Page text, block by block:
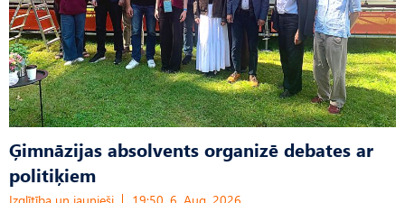
Ģimnāzijas absolvents organizē debates ar
politiķiem
Izglītība un jaunieši 19:50, 6. Aug, 2026